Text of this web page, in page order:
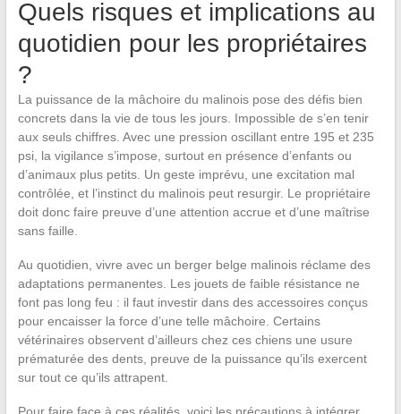
Quels risques et implications au
quotidien pour les propriétaires
?
La puissance de la mâchoire du malinois pose des défis bien
concrets dans la vie de tous les jours. Impossible de s’en tenir
aux seuls chiffres. Avec une pression oscillant entre 195 et 235
psi, la vigilance s’impose, surtout en présence d’enfants ou
d’animaux plus petits. Un geste imprévu, une excitation mal
contrôlée, et l’instinct du malinois peut resurgir. Le propriétaire
doit donc faire preuve d’une attention accrue et d’une maîtrise
sans faille.
Au quotidien, vivre avec un berger belge malinois réclame des
adaptations permanentes. Les jouets de faible résistance ne
font pas long feu : il faut investir dans des accessoires conçus
pour encaisser la force d’une telle mâchoire. Certains
vétérinaires observent d’ailleurs chez ces chiens une usure
prématurée des dents, preuve de la puissance qu’ils exercent
sur tout ce qu’ils attrapent.